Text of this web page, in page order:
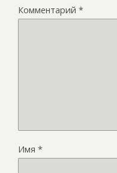
Комментарий *
Имя *